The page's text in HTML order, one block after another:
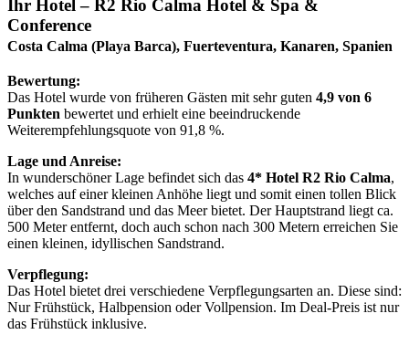
Ihr Hotel – R2 Rio Calma Hotel & Spa &
Conference
Costa Calma (Playa Barca), Fuerteventura, Kanaren, Spanien
Bewertung:
Das Hotel wurde von früheren Gästen mit sehr guten 4,9 von 6
Punkten bewertet und erhielt eine beeindruckende
Weiterempfehlungsquote von 91,8 %.
Lage und Anreise:
In wunderschöner Lage befindet sich das 4* Hotel R2 Rio Calma,
welches auf einer kleinen Anhöhe liegt und somit einen tollen Blick
über den Sandstrand und das Meer bietet. Der Hauptstrand liegt ca.
500 Meter entfernt, doch auch schon nach 300 Metern erreichen Sie
einen kleinen, idyllischen Sandstrand.
Verpflegung:
Das Hotel bietet drei verschiedene Verpflegungsarten an. Diese sind:
Nur Frühstück, Halbpension oder Vollpension. Im Deal-Preis ist nur
das Frühstück inklusive.